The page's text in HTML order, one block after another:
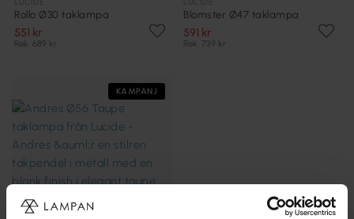
Rollo Ø30 taklampa
551 kr
Rek. 689 kr
Blomster Ø47 taklampa
591 kr
Rek. 739 kr
KAMPANJ